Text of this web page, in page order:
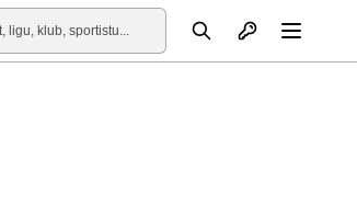
Otvori profil